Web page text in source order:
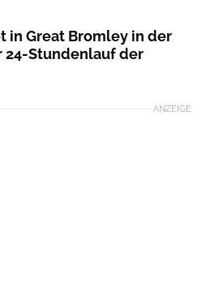
in Great Bromley in der
24-Stundenlauf der
ANZEIGE